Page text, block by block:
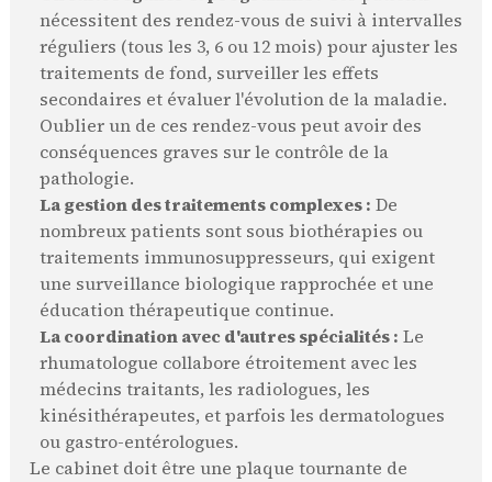
nécessitent des rendez-vous de suivi à intervalles
réguliers (tous les 3, 6 ou 12 mois) pour ajuster les
traitements de fond, surveiller les effets
secondaires et évaluer l'évolution de la maladie.
Oublier un de ces rendez-vous peut avoir des
conséquences graves sur le contrôle de la
pathologie.
La gestion des traitements complexes : De
nombreux patients sont sous biothérapies ou
traitements immunosuppresseurs, qui exigent
une surveillance biologique rapprochée et une
éducation thérapeutique continue.
La coordination avec d'autres spécialités : Le
rhumatologue collabore étroitement avec les
médecins traitants, les radiologues, les
kinésithérapeutes, et parfois les dermatologues
ou gastro-entérologues.
Le cabinet doit être une plaque tournante de